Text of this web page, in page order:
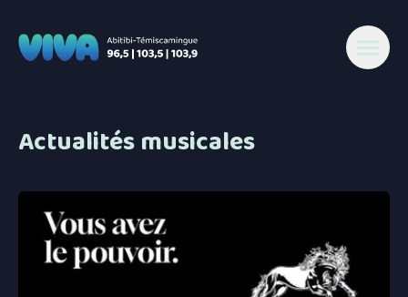
Actualités musicales